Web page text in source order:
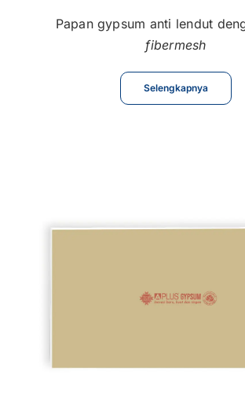
Papan gypsum anti lendut
fibermesh
Selengkapnya